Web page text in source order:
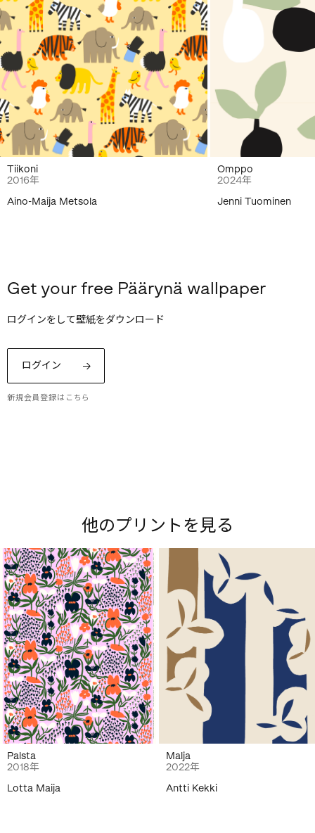
Tiikoni
2016年
Aino-Maija Metsola
Omppo
2024年
Jenni Tuominen
Get your free Päärynä wallpaper
ログインをして壁紙をダウンロード
ログイン
新規会員登録はこちら
つわるストーリーをお楽しみください。
Explore all prints
他のプリントを見る
Palsta
2018年
Lotta Maija
Malja
2022年
Antti Kekki